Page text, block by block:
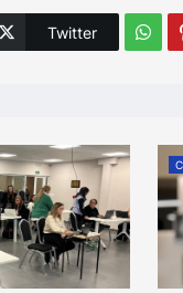
Twitter